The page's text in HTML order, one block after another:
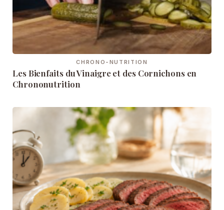
CHRONO-NUTRITION
Les Bienfaits du Vinaigre et des Cornichons en
Chrononutrition